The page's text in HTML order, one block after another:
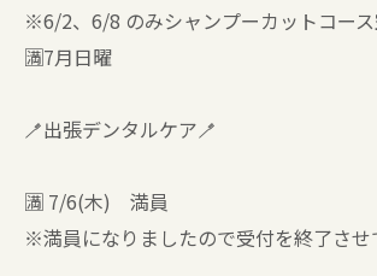
※6/2、6/8 のみシャンプーカットコース
🈵7月日曜
🪥出張デンタルケア🪥
🈵 7/6(木) 満員
※満員になりましたので受付を終了させ